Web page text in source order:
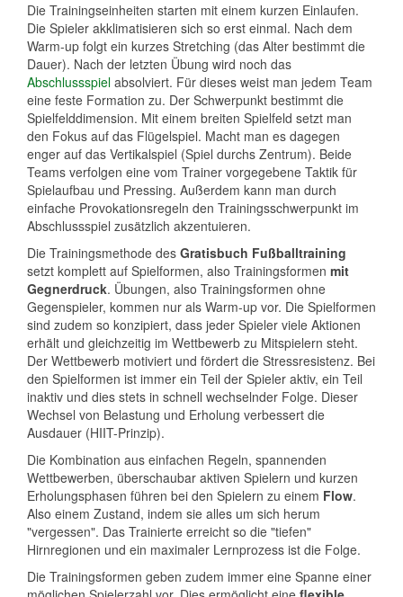
Die Trainingseinheiten starten mit einem kurzen Einlaufen.
Die Spieler akklimatisieren sich so erst einmal. Nach dem
Warm-up folgt ein kurzes Stretching (das Alter bestimmt die
Dauer). Nach der letzten Übung wird noch das
Abschlussspiel absolviert. Für dieses weist man jedem Team
eine feste Formation zu. Der Schwerpunkt bestimmt die
Spielfelddimension. Mit einem breiten Spielfeld setzt man
den Fokus auf das Flügelspiel. Macht man es dagegen
enger auf das Vertikalspiel (Spiel durchs Zentrum). Beide
Teams verfolgen eine vom Trainer vorgegebene Taktik für
Spielaufbau und Pressing. Außerdem kann man durch
einfache Provokationsregeln den Trainingsschwerpunkt im
Abschlussspiel zusätzlich akzentuieren.
Die Trainingsmethode des Gratisbuch Fußballtraining
setzt komplett auf Spielformen, also Trainingsformen mit
Gegnerdruck. Übungen, also Trainingsformen ohne
Gegenspieler, kommen nur als Warm-up vor. Die Spielformen
sind zudem so konzipiert, dass jeder Spieler viele Aktionen
erhält und gleichzeitig im Wettbewerb zu Mitspielern steht.
Der Wettbewerb motiviert und fördert die Stressresistenz. Bei
den Spielformen ist immer ein Teil der Spieler aktiv, ein Teil
inaktiv und dies stets in schnell wechselnder Folge. Dieser
Wechsel von Belastung und Erholung verbessert die
Ausdauer (HIIT-Prinzip).
Die Kombination aus einfachen Regeln, spannenden
Wettbewerben, überschaubar aktiven Spielern und kurzen
Erholungsphasen führen bei den Spielern zu einem Flow.
Also einem Zustand, indem sie alles um sich herum
"vergessen". Das Trainierte erreicht so die "tiefen"
Hirnregionen und ein maximaler Lernprozess ist die Folge.
Die Trainingsformen geben zudem immer eine Spanne einer